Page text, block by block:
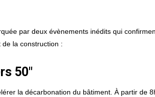
la construction :
50"
la décarbonation du bâtiment. À partir